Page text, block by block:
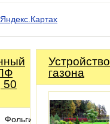
50
Фольгированный
Устройство
газона